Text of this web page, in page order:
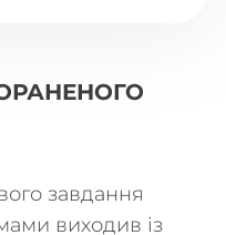
завдання
виходив із